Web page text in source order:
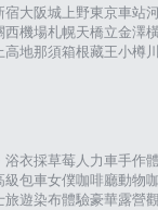
宿大阪城 上野東京車站
西機場札幌天橋立金澤
高地那須箱根藏王小樽
浴衣採草莓人力車手作
級包車女僕咖啡廳動物
旅遊染布體驗豪華露營